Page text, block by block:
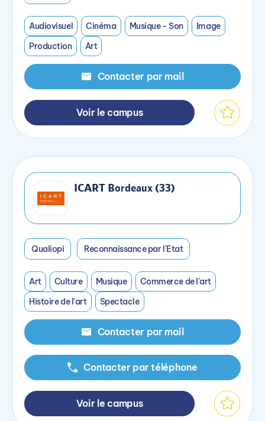
Audiovisuel Cinéma Musique - Son
Image
Production
Art
Contacter par mail
Voir le campus
ICART Bordeaux (33)
Qualiopi Reconnaissance par l'Etat
Art Culture Musique
Commerce de l'art
Histoire de l'art
Spectacle
Contacter par mail
Contacter par téléphone
Voir le campus